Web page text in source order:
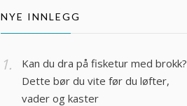
NYE INNLEGG
Kan du dra på fisketur med brokk?
Dette bør du vite før du løfter,
vader og kaster